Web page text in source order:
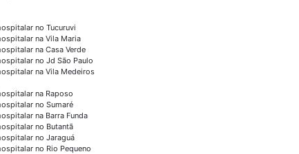
no Tucuruvi
na Vila Maria
na Casa Verde
no Jd São Paulo
na Vila Medeiros
na Raposo
no Sumaré
na Barra Funda
no Butantã
no Jaraguá
no Rio Pequeno